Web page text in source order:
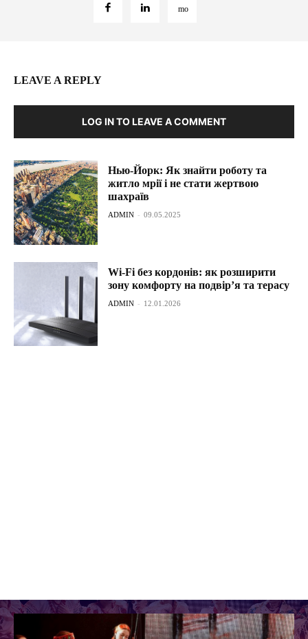
LEAVE A REPLY
LOG IN TO LEAVE A COMMENT
Нью-Йорк: Як знайти роботу та
житло мрії і не стати жертвою
шахраїв
ADMIN - 09.05.2025
Wi-Fi без кордонів: як розширити
зону комфорту на подвір’я та терасу
ADMIN - 12.01.2026